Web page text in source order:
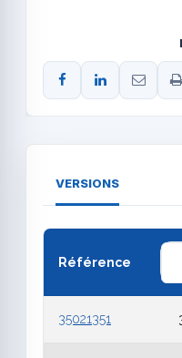
VERSIONS
Référence
35021351